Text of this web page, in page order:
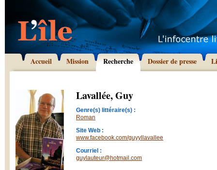
Accueil Mission Recherche Dossier de presse
Lavallée, Guy
Genre(s) littéraire(s) :
Roman
Site Web :
www.facebook.com/guyyllavallee
Courriel :
guylauteur@hotmail.com